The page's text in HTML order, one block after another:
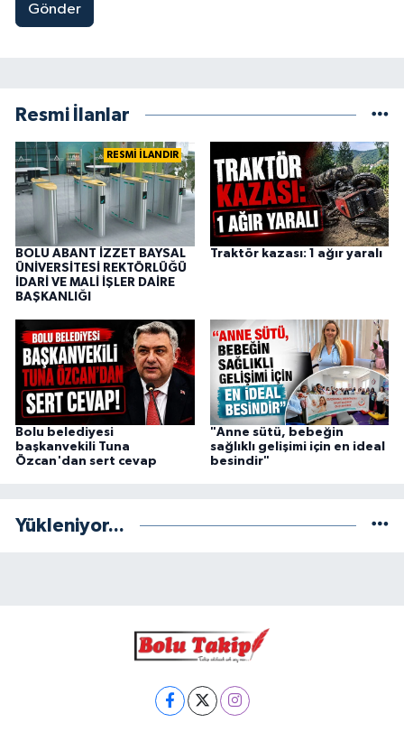
Gönder
Resmi İlanlar
RESMİ İLANDIR
BOLU ABANT İZZET BAYSAL
ÜNİVERSİTESİ REKTÖRLÜĞÜ
İDARİ VE MALİ İŞLER DAİRE
BAŞKANLIĞI
Traktör kazası: 1 ağır yaralı
Bolu belediyesi
başkanvekili Tuna
Özcan'dan sert cevap
"Anne sütü, bebeğin
sağlıklı gelişimi için en ideal
besindir"
Yükleniyor...